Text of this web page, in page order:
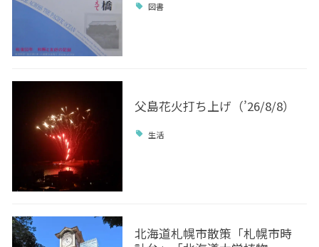
図書
父島花火打ち上げ（’26/8/8）
生活
北海道札幌市散策「札幌市時